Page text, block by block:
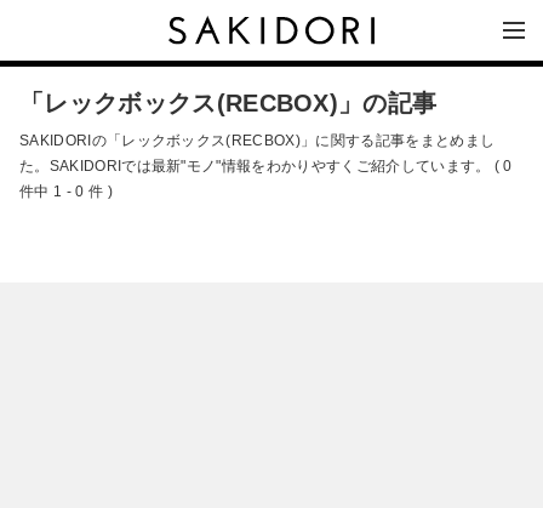
「レックボックス(RECBOX)」の記事
SAKIDORIの「レックボックス(RECBOX)」に関する記事をまとめまし
た。SAKIDORIでは最新"モノ"情報をわかりやすくご紹介しています。 ( 0
件中 1 - 0 件 )